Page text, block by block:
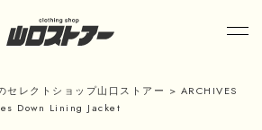
セレクトショップ山口ストアー > ARCHIVES
Down Lining Jacket